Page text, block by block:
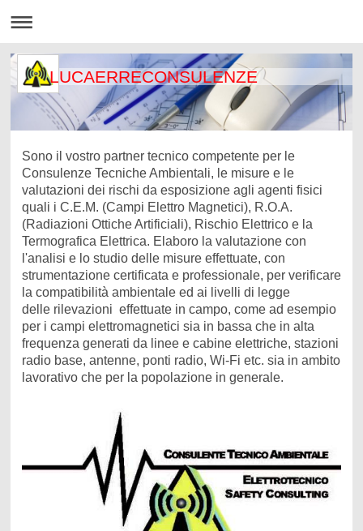
LUCAERRECONSULENZE
Sono il vostro partner tecnico competente per le
Consulenze Tecniche Ambientali, le misure e le
valutazioni dei rischi da esposizione agli agenti fisici
quali i C.E.M. (Campi Elettro Magnetici), R.O.A.
(Radiazioni Ottiche Artificiali), Rischio Elettrico e la
Termografica Elettrica. Elaboro la valutazione con
l'analisi e lo studio delle misure effettuate, con
strumentazione certificata e professionale, per verificare
la compatibilità ambientale ed ai livelli di legge
delle rilevazioni effettuate in campo, come ad esempio
per i campi elettromagnetici sia in bassa che in alta
frequenza generati da linee e cabine elettriche, stazioni
radio base, antenne, ponti radio, Wi-Fi etc. sia in ambito
lavorativo che per la popolazione in generale.